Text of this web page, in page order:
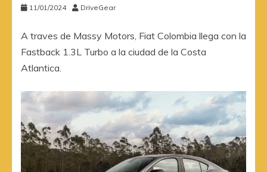
11/01/2024 DriveGear
A traves de Massy Motors, Fiat Colombia llega con la
Fastback 1.3L Turbo a la ciudad de la Costa
Atlantica.